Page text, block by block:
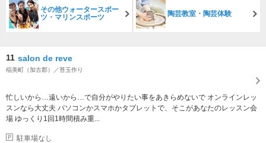
その他ウォータースポー
ツ・マリンスポーツ
陶芸教室・陶芸体験
11 salon de reve
稲美町（加古郡）／苔玉作り
忙しいから…遠いから…で自分がやりたい事をあきらめないで オンラインレッ
スンなら大丈夫 パソコンかスマホかタブレットで、そこがあなたのレッスン会
場 ゆっくり1回1時間積み重...
駐車場なし